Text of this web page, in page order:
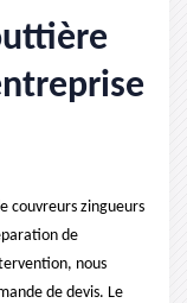
couvreurs zingueurs
de
nous
de devis. Le